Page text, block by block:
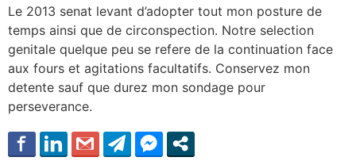
Le 2013 senat levant d’adopter tout mon posture de
temps ainsi que de circonspection. Notre selection
genitale quelque peu se refere de la continuation face
aux fours et agitations facultatifs. Conservez mon
detente sauf que durez mon sondage pour
perseverance.